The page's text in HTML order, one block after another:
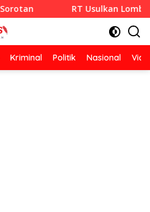
RT Usulkan Lomba
Kriminal Politik Nasional